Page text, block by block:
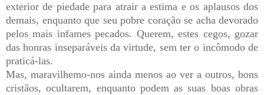
exterior de piedade para atrair a estima e os aplausos dos
demais, enquanto que seu pobre coração se acha devorado
pelos mais infames pecados. Querem, estes cegos, gozar
das honras inseparáveis da virtude, sem ter o incômodo de
praticá-las.
Mas, maravilhemo-nos ainda menos ao ver a outros, bons
cristãos, ocultarem, enquanto podem as suas boas obras